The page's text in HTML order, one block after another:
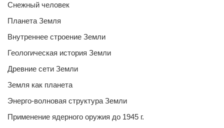
Снежный человек
Планета Земля
Внутреннее строение Земли
Геологическая история Земли
Древние сети Земли
Земля как планета
Энерго-волновая структура Земли
Применение ядерного оружия до 1945 г.